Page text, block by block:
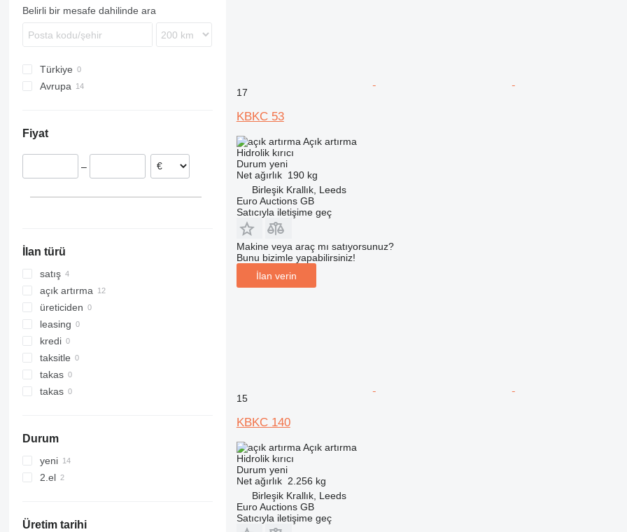
GC
Belirli bir mesafe dahilinde ara
Türkiye
Avrupa
Fiyat
–
İlan türü
satış
açık artırma
üreticiden
leasing
kredi
taksitle
takas
takas
Durum
yeni
2.el
Üretim tarihi
17
KBKC 53
Açık artırma
Hidrolik kırıcı
Durum yeni
Net ağırlık 190 kg
Birleşik Krallık, Leeds
Euro Auctions GB
Satıcıyla iletişime geç
Makine veya araç mı satıyorsunuz?
Bunu bizimle yapabilirsiniz!
İlan verin
15
KBKC 140
Açık artırma
Hidrolik kırıcı
Durum yeni
Net ağırlık 2.256 kg
Birleşik Krallık, Leeds
Euro Auctions GB
Satıcıyla iletişime geç